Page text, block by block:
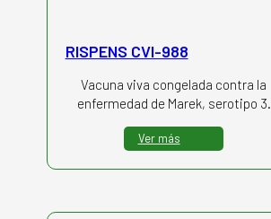
RISPENS CVI-988
Vacuna viva congelada contra la
enfermedad de Marek, serotipo 3.
Ver más